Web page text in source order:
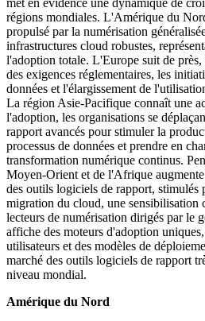
met en évidence une dynamique de
régions mondiales. L'Amérique du
propulsé par la numérisation
infrastructures cloud robustes,
l'adoption totale. L'Europe suit de
des exigences réglementaires, les
données et l'élargissement de
La région Asie-Pacifique connaît une
l'adoption, les organisations se
rapport avancés pour stimuler la
processus de données et prendre en
transformation numérique continus.
Moyen-Orient et de l'Afrique
des outils logiciels de rapport, stimulés
migration du cloud, une sensibilisation
lecteurs de numérisation dirigés par le
affiche des moteurs d'adoption
utilisateurs et des modèles de
marché des outils logiciels de rapport
niveau mondial.
Amérique du Nord